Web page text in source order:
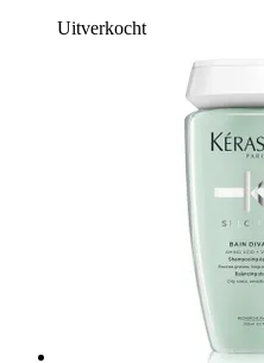
Uitverkocht